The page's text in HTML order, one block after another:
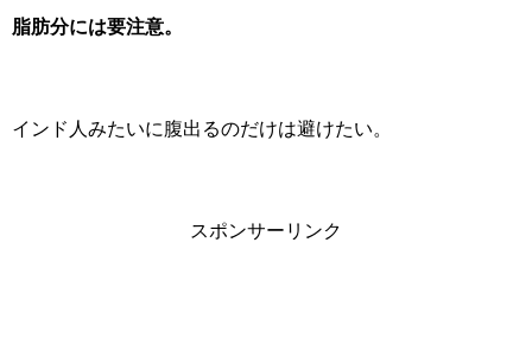
脂肪分には要注意。
インド人みたいに腹出るのだけは避けたい。
スポンサーリンク